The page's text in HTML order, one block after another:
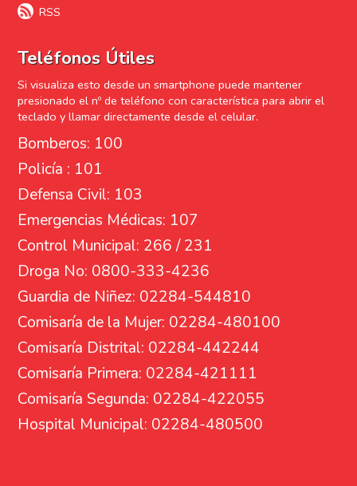
RSS
Teléfonos Útiles
Si visualiza esto desde un smartphone puede mantener
presionado el nº de teléfono con característica para abrir el
teclado y llamar directamente desde el celular.
Bomberos: 100
Policía : 101
Defensa Civil: 103
Emergencias Médicas: 107
Control Municipal: 266 / 231
Droga No: 0800-333-4236
Guardia de Niñez: 02284-544810
Comisaría de la Mujer: 02284-480100
Comisaría Distrital: 02284-442244
Comisaría Primera: 02284-421111
Comisaría Segunda: 02284-422055
Hospital Municipal: 02284-480500